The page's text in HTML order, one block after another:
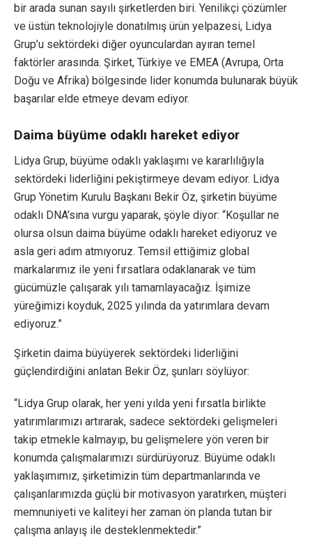
bir arada sunan sayılı şirketlerden biri. Yenilikçi çözümler
ve üstün teknolojiyle donatılmış ürün yelpazesi, Lidya
Grup’u sektördeki diğer oyunculardan ayıran temel
faktörler arasında. Şirket, Türkiye ve EMEA (Avrupa, Orta
Doğu ve Afrika) bölgesinde lider konumda bulunarak büyük
başarılar elde etmeye devam ediyor.
Daima büyüme odaklı hareket ediyor
Lidya Grup, büyüme odaklı yaklaşımı ve kararlılığıyla
sektördeki liderliğini pekiştirmeye devam ediyor. Lidya
Grup Yönetim Kurulu Başkanı Bekir Öz, şirketin büyüme
odaklı DNA’sına vurgu yaparak, şöyle diyor: “Koşullar ne
olursa olsun daima büyüme odaklı hareket ediyoruz ve
asla geri adım atmıyoruz. Temsil ettiğimiz global
markalarımız ile yeni fırsatlara odaklanarak ve tüm
gücümüzle çalışarak yılı tamamlayacağız. İşimize
yüreğimizi koyduk, 2025 yılında da yatırımlara devam
ediyoruz.”
Şirketin daima büyüyerek sektördeki liderliğini
güçlendirdiğini anlatan Bekir Öz, şunları söylüyor:
“Lidya Grup olarak, her yeni yılda yeni fırsatla birlikte
yatırımlarımızı artırarak, sadece sektördeki gelişmeleri
takip etmekle kalmayıp, bu gelişmelere yön veren bir
konumda çalışmalarımızı sürdürüyoruz. Büyüme odaklı
yaklaşımımız, şirketimizin tüm departmanlarında ve
çalışanlarımızda güçlü bir motivasyon yaratırken, müşteri
memnuniyeti ve kaliteyi her zaman ön planda tutan bir
çalışma anlayış ile desteklenmektedir.”